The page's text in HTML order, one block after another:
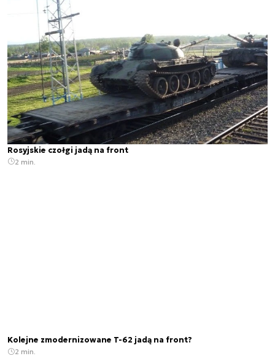
Rosyjskie czołgi jadą na front
2 min.
Kolejne zmodernizowane T-62 jadą na front?
2 min.